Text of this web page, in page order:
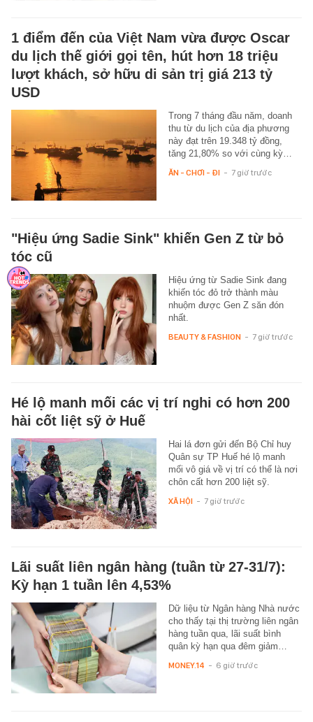
1 điểm đến của Việt Nam vừa được Oscar
du lịch thế giới gọi tên, hút hơn 18 triệu
lượt khách, sở hữu di sản trị giá 213 tỷ
USD
Trong 7 tháng đầu năm, doanh
thu từ du lịch của địa phương
này đạt trên 19.348 tỷ đồng,
tăng 21,80% so với cùng kỳ…
ĂN - CHƠI - ĐI - 7 giờ trước
"Hiệu ứng Sadie Sink" khiến Gen Z từ bỏ
tóc cũ
Hiệu ứng từ Sadie Sink đang
khiến tóc đỏ trở thành màu
nhuộm được Gen Z săn đón
nhất.
BEAUTY & FASHION - 7 giờ trước
Hé lộ manh mối các vị trí nghi có hơn 200
hài cốt liệt sỹ ở Huế
Hai lá đơn gửi đến Bộ Chỉ huy
Quân sự TP Huế hé lộ manh
mối vô giá về vị trí có thể là nơi
chôn cất hơn 200 liệt sỹ.
XÃ HỘI - 7 giờ trước
Lãi suất liên ngân hàng (tuần từ 27-31/7):
Kỳ hạn 1 tuần lên 4,53%
Dữ liệu từ Ngân hàng Nhà nước
cho thấy tại thị trường liên ngân
hàng tuần qua, lãi suất bình
quân kỳ hạn qua đêm giảm…
MONEY.14 - 6 giờ trước